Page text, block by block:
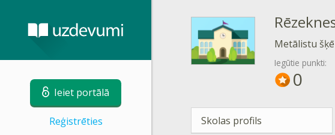
Ieiet portālā
Reģistrēties
Metālistu
Iegūtie punkti:
0
Skolas profils